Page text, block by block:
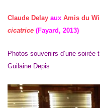
Claude Delay aux Amis du
cicatrice (Fayard, 2013)
Photos souvenirs d’une
Guilaine Depis